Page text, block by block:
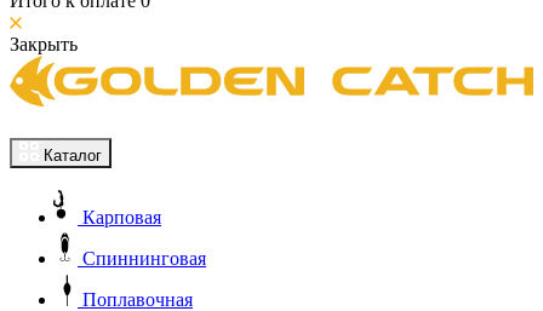
Закрыть
Каталог
Карповая
Спиннинговая
Поплавочная